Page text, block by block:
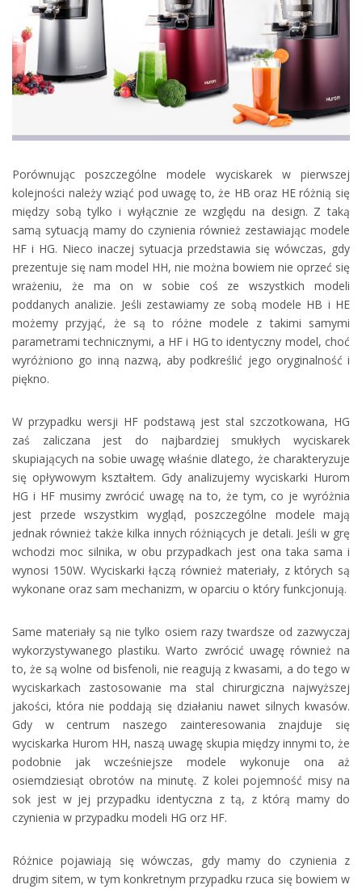
Porównując poszczególne modele wyciskarek w pierwszej
kolejności należy wziąć pod uwagę to, że HB oraz HE różnią się
między sobą tylko i wyłącznie ze względu na design. Z taką
samą sytuacją mamy do czynienia również zestawiając modele
HF i HG. Nieco inaczej sytuacja przedstawia się wówczas, gdy
prezentuje się nam model HH, nie można bowiem nie oprzeć się
wrażeniu, że ma on w sobie coś ze wszystkich modeli
poddanych analizie. Jeśli zestawiamy ze sobą modele HB i HE
możemy przyjąć, że są to różne modele z takimi samymi
parametrami technicznymi, a HF i HG to identyczny model, choć
wyróżniono go inną nazwą, aby podkreślić jego oryginalność i
piękno.
W przypadku wersji HF podstawą jest stal szczotkowana, HG
zaś zaliczana jest do najbardziej smukłych wyciskarek
skupiających na sobie uwagę właśnie dlatego, że charakteryzuje
się opływowym kształtem. Gdy analizujemy wyciskarki Hurom
HG i HF musimy zwrócić uwagę na to, że tym, co je wyróżnia
jest przede wszystkim wygląd, poszczególne modele mają
jednak również także kilka innych różniących je detali. Jeśli w grę
wchodzi moc silnika, w obu przypadkach jest ona taka sama i
wynosi 150W. Wyciskarki łączą również materiały, z których są
wykonane oraz sam mechanizm, w oparciu o który funkcjonują.
Same materiały są nie tylko osiem razy twardsze od zazwyczaj
wykorzystywanego plastiku. Warto zwrócić uwagę również na
to, że są wolne od bisfenoli, nie reagują z kwasami, a do tego w
wyciskarkach zastosowanie ma stal chirurgiczna najwyższej
jakości, która nie poddają się działaniu nawet silnych kwasów.
Gdy w centrum naszego zainteresowania znajduje się
wyciskarka Hurom HH, naszą uwagę skupia między innymi to, że
podobnie jak wcześniejsze modele wykonuje ona aż
osiemdziesiąt obrotów na minutę. Z kolei pojemność misy na
sok jest w jej przypadku identyczna z tą, z którą mamy do
czynienia w przypadku modeli HG orz HF.
Różnice pojawiają się wówczas, gdy mamy do czynienia z
drugim sitem, w tym konkretnym przypadku rzuca się bowiem w